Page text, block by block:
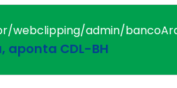
aponta CDL-BH